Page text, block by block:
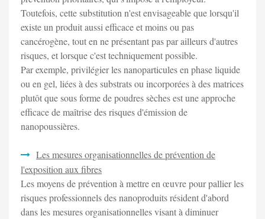
Toutefois, cette substitution n'est envisageable que lorsqu'il
existe un produit aussi efficace et moins ou pas
cancérogène, tout en ne présentant pas par ailleurs d'autres
risques, et lorsque c'est techniquement possible.
Par exemple, privilégier les nanoparticules en phase liquide
ou en gel, liées à des substrats ou incorporées à des matrices
plutôt que sous forme de poudres sèches est une approche
efficace de maîtrise des risques d'émission de
nanopoussières.
Les mesures organisationnelles de prévention de
l'exposition aux fibres
Les moyens de prévention à mettre en œuvre pour pallier les
risques professionnels des nanoproduits résident d'abord
dans les mesures organisationnelles visant à diminuer